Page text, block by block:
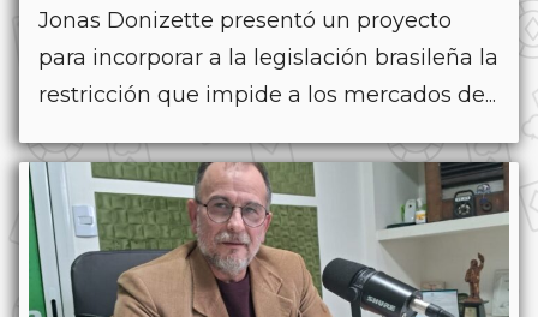
Jonas Donizette presentó un proyecto
para incorporar a la legislación brasileña la
restricción que impide a los mercados de...